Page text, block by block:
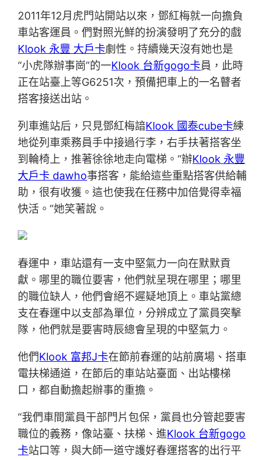
2011年12月虎門站開站以來，鄧紅梅就一向擔負
車站客運員。們對照光鮮的扮演發明了充分的戲
Klook 永豐 大戶卡劇性。持續幾天沒有她也是
“小虎隊辦事崗”的一Klook 台新gogo卡員，此時
正在站臺上等G6251次，預備把車上的一名瞽者
搭客接送出站。
列車進站后，只見鄧紅梅諳Klook 國泰cube卡練
地從列車乘務員手中接過行李，右手扶著搭客坐
到輪椅上，推著徐徐地走向電梯。“辦Klook 永豐
大戶卡 dawho事搭客，能給這些重點搭客供給輔
助，很有收獲。這也使我在任務中加倍覺得幸福
快活。”她笑著說。
春運中，車站還有一支中堅氣力一向在默默貢
獻。哪里的職位要害，他們就呈現在哪里；哪里
的職位缺人，他們會絕不遲疑地頂上。車站黨總
支在春運中以支部為單位，分辨成立了黨員突擊
隊，他們就是要害時辰總會呈現的中堅氣力。
他們Klook 富邦J卡在節前春運的站前廣場、搭車
電扶梯通道，在節后的車站站臺面、出站樓梯
口，都自動擔起辦事的重擔。
“我們車間黨員干部門片包保，黨員也分管起要害
職位的義務，像站臺、扶梯、進Klook 台新gogo
卡站口等，與大師一道守護好春運搭客的出行平